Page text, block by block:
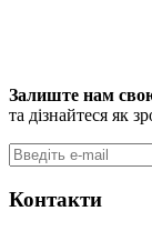
Залиште нам
та дізнайтеся як
Контакти